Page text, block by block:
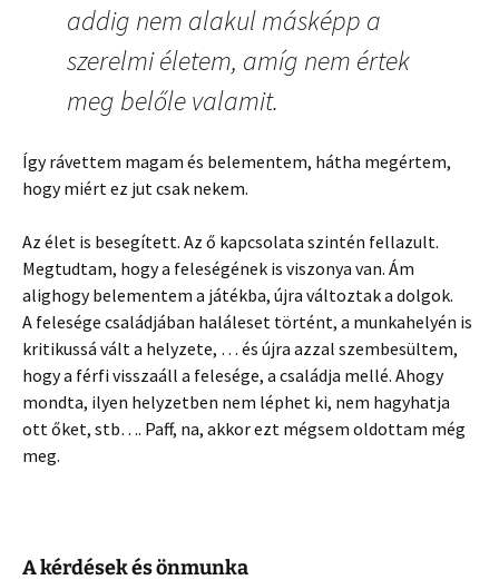
addig nem alakul másképp a
szerelmi életem, amíg nem értek
meg belőle valamit.
Így rávettem magam és belementem, hátha megértem,
hogy miért ez jut csak nekem.
Az élet is besegített. Az ő kapcsolata szintén fellazult.
Megtudtam, hogy a feleségének is viszonya van. Ám
alighogy belementem a játékba, újra változtak a dolgok.
A felesége családjában haláleset történt, a munkahelyén is
kritikussá vált a helyzete, … és újra azzal szembesültem,
hogy a férfi visszaáll a felesége, a családja mellé. Ahogy
mondta, ilyen helyzetben nem léphet ki, nem hagyhatja
ott őket, stb…. Paff, na, akkor ezt mégsem oldottam még
meg.
A kérdések és önmunka